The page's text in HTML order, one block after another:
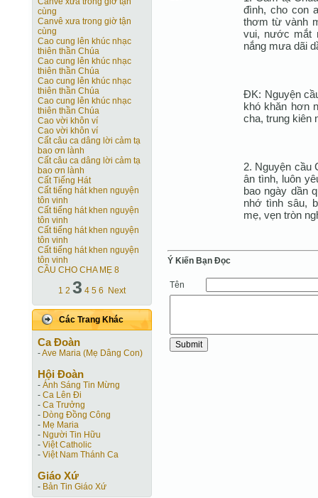
cùng
Canvê xưa trong giờ tận
cùng
Cao cung lên khúc nhạc
thiên thần Chúa
Cao cung lên khúc nhạc
thiên thần Chúa
Cao cung lên khúc nhạc
thiên thần Chúa
Cao cung lên khúc nhạc
thiên thần Chúa
Cao vời khôn ví
Cao vời khôn ví
Cất câu ca dâng lời cảm tạ
bao ơn lành
Cất câu ca dâng lời cảm tạ
bao ơn lành
Cất Tiếng Hát
Cất tiếng hát khen nguyện
tôn vinh
Cất tiếng hát khen nguyện
tôn vinh
Cất tiếng hát khen nguyện
tôn vinh
Cất tiếng hát khen nguyện
tôn vinh
CẦU CHO CHA MẸ 8
1 2 3 4 5 6 Next
Các Trang Khác
Ca Ðoàn
-Ave Maria (Mẹ Dâng Con)
Hội Ðoàn
- Ánh Sáng Tin Mừng
- Ca Lên Đi
- Ca Trưởng
- Dòng Đồng Công
- Mẹ Maria
- Người Tin Hữu
- Việt Catholic
- Việt Nam Thánh Ca
Giáo Xứ
- Bản Tin Giáo Xứ
đình, cho con
thơm từ vành
vui, nước mắt
nắng mưa dãi
ÐK: Nguyện
khó khăn hơn
cha, trung kiên
2. Nguyện cầu
ân tình, luôn
bao ngày dần
nhớ tình sâu,
mẹ, vẹn tròn
Ý Kiến Bạn Ðọc
Tên